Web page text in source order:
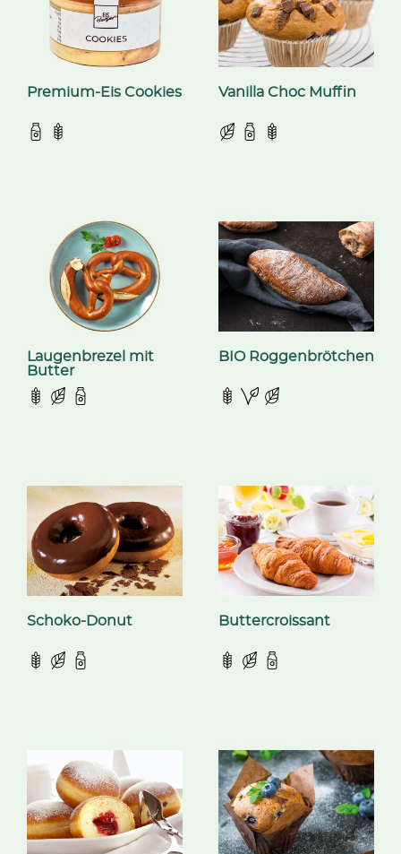
Premium-Eis Cookies Vanilla Choc Muffin
Laugenbrezel mit
Butter
BIO Roggenbrötchen
Schoko-Donut Buttercroissant